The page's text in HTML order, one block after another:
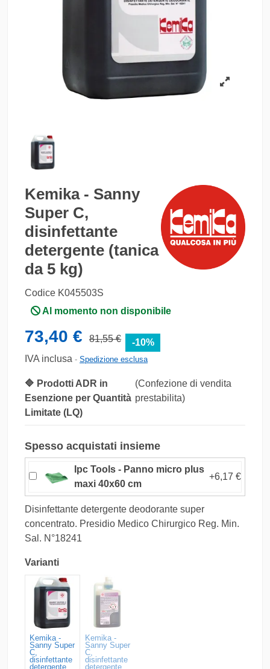
Kemika - Sanny
Super C,
disinfettante
detergente (tanica
da 5 kg)
Codice K045503S
Al momento non disponibile
73,40 € 81,55 €
-10%
IVA inclusa
Spedizione esclusa
🔷 Prodotti ADR in
Esenzione per Quantità
Limitate (LQ)
(Confezione di vendita
prestabilita)
Spesso acquistati insieme
Ipc Tools - Panno micro plus
maxi 40x60 cm
+6,17 €
Disinfettante detergente deodorante super
concentrato. Presidio Medico Chirurgico Reg. Min.
Sal. N°18241
Varianti
Kemika -
Sanny Super
C,
disinfettante
detergente
Kemika -
Sanny Super
C,
disinfettante
detergente
SPEDIZIONE STIMATA PER QUESTO